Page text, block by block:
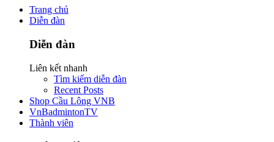
Trang chủ
Diễn đàn
Diễn đàn
Liên kết nhanh
Tìm kiếm diễn đàn
Recent Posts
Shop Cầu Lông VNB
VnBadmintonTV
Thành viên